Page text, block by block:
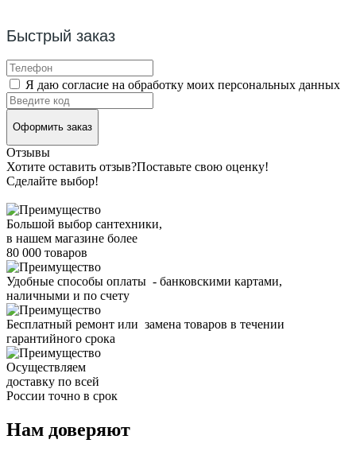
Быстрый заказ
Я даю согласие на обработку моих персональных данных
Оформить заказ
Отзывы
Хотите оставить отзыв?Поставьте свою оценку!
Сделайте выбор!
Большой выбор сантехники,
в нашем магазине более
80 000 товаров
Удобные способы оплаты - банковскими картами,
наличными и по счету
Бесплатный ремонт или замена товаров в течении
гарантийного срока
Осуществляем
доставку по всей
России точно в срок
Нам доверяют